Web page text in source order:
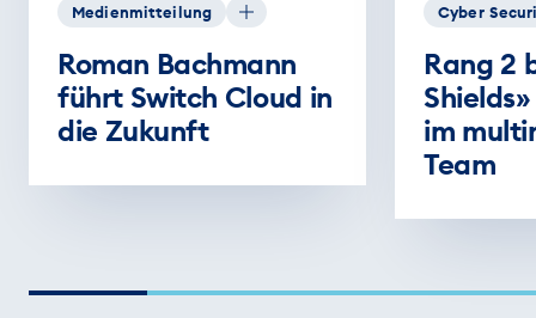
Medienmitteilung
Roman Bachmann
führt Switch Cloud in
die Zukunft
Cyber
Rang 2
im
Team